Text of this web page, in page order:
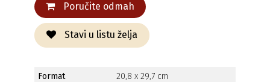
Poručite odmah
Stavi u listu želja
Format
20,8 x 29,7 cm